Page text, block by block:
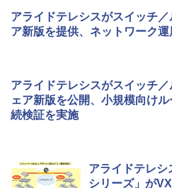
アライドテレシスがスイッチ
ア新版を提供、ネットワーク
アライドテレシスがスイッチ
ェア新版を公開、小規模向け
続検証を実施
アライドテレ
シリーズ」が